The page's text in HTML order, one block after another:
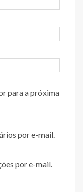
para a próxima
por e-mail.
por e-mail.